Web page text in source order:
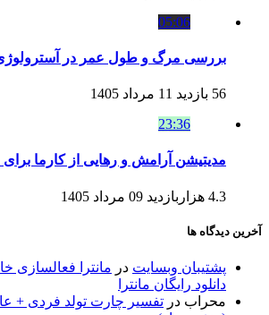
05:06
بررسی مرگ و طول عمر در
56 بازدید
11 مرداد 1405
23:36
مدیتیشن آرامش و رهایی از کارما برای
4.3 هزاربازدید 09 مرداد 1405
آخرین دیدگاه ها
پشتیبان وبسایت در مانترا فعالسازی
دانلود رایگان مانترا
محراب در تفسیر چارت تولد فردی +